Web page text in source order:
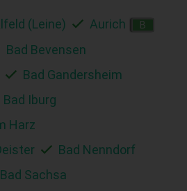
(Leine) Aurich B
Bad Bevensen
Bad Gandersheim
Bad Iburg
Harz
Bad Nenndorf
Bad Sachsa